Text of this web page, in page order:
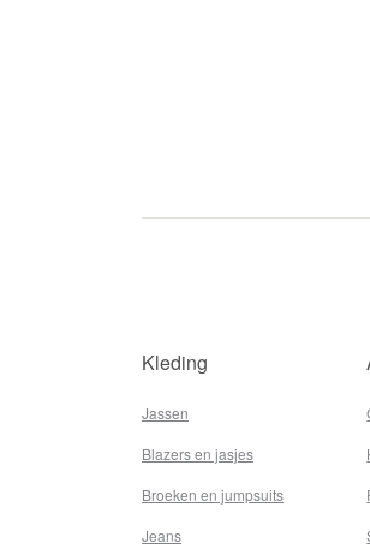
Kleding
Jassen
Blazers en jasjes
Broeken en jumpsuits
Jeans